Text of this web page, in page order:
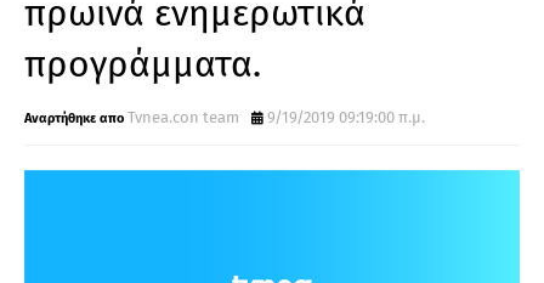
πρωινά ενημερωτικά
προγράμματα.
Tvnea.con team 9/19/2019 09:19:00 π.μ.